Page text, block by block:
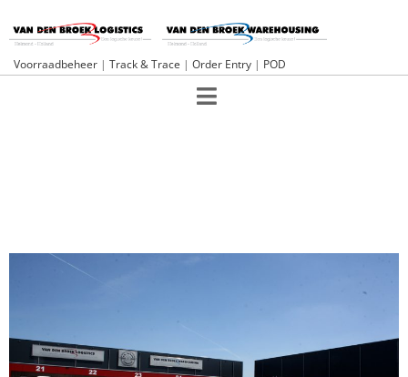
Voorraadbeheer | Track & Trace | Order Entry | POD